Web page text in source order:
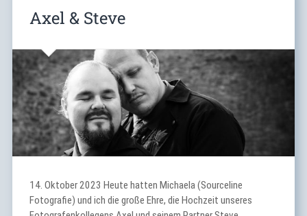
Axel & Steve
14. Oktober 2023 Heute hatten Michaela (Sourceline
Fotografie) und ich die große Ehre, die Hochzeit unseres